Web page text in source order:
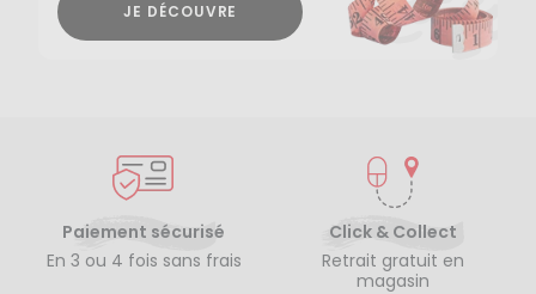
JE DÉCOUVRE
Paiement sécurisé
En 3 ou 4 fois sans frais
Click & Collect
Retrait gratuit en
magasin